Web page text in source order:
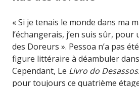
« Si je tenais le monde dans ma
l’échangerais, j’en suis sûr,
des Doreurs ». Pessoa n’a pas
figure littéraire à déambuler
Cependant, Le Livro do
pour toujours ce quatrième